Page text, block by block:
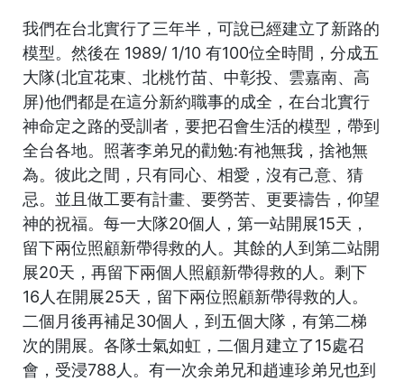
我們在台北實行了三年半，可說已經建立了新路的
模型。然後在 1989/ 1/10 有100位全時間，分成五
大隊(北宜花東、北桃竹苗、中彰投、雲嘉南、高
屏)他們都是在這分新約職事的成全，在台北實行
神命定之路的受訓者，要把召會生活的模型，帶到
全台各地。照著李弟兄的勸勉:有祂無我，捨祂無
為。彼此之間，只有同心、相愛，沒有己意、猜
忌。並且做工要有計畫、要勞苦、更要禱告，仰望
神的祝福。每一大隊20個人，第一站開展15天，
留下兩位照顧新帶得救的人。其餘的人到第二站開
展20天，再留下兩個人照顧新帶得救的人。剩下
16人在開展25天，留下兩位照顧新帶得救的人。
二個月後再補足30個人，到五個大隊，有第二梯
次的開展。各隊士氣如虹，二個月建立了15處召
會，受浸788人。有一次余弟兄和趙連珍弟兄也到